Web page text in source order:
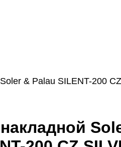
& Palau SILENT-200 CZ